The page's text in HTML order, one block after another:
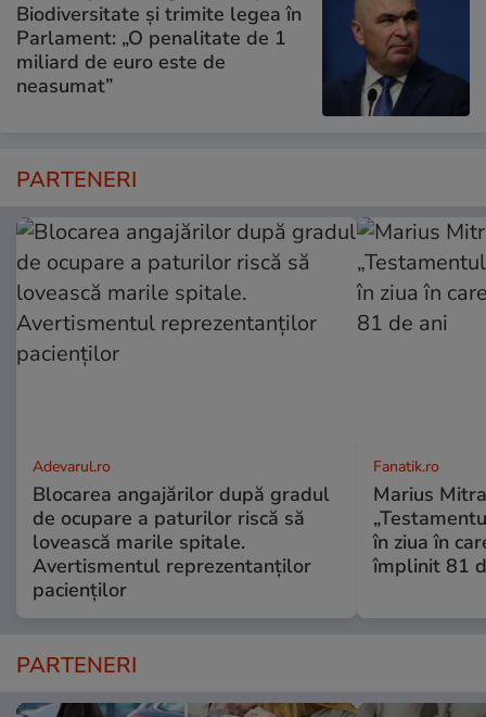
Biodiversitate și trimite legea în
Parlament: „O penalitate de 1
miliard de euro este de
neasumat”
PARTENERI
Adevarul.ro
Blocarea angajărilor după gradul
de ocupare a paturilor riscă să
lovească marile spitale.
Avertismentul reprezentanților
pacienților
Fanatik.ro
Marius
în ziua în
împlinit 81
PARTENERI